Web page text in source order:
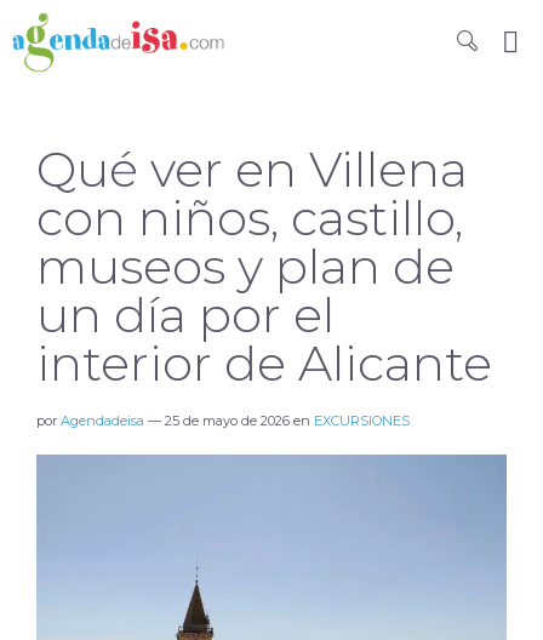
Qué ver en Villena
con niños, castillo,
museos y plan de
un día por el
interior de Alicante
por Agendadeisa — 25 de mayo de 2026 en EXCURSIONES